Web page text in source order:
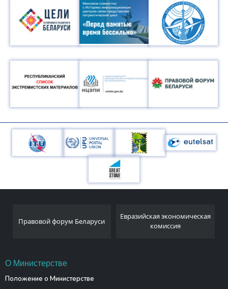
Евразийская экономическая
комиссия
статистический комитет
Республики Беларусь
О Министерстве
Положение о Министерстве